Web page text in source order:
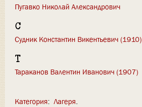
Пугавко Николай Александрович
С
Судник Константин Викентьевич (1910)
Т
Тараканов Валентин Иванович (1907)
Категория: Лагеря